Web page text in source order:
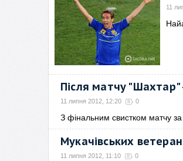
11
Після матчу "Шахтар"
11 липня 2012, 12:20 0
З фінальним свистком матчу
Мукачівських
11 липня 2012, 11:10 0